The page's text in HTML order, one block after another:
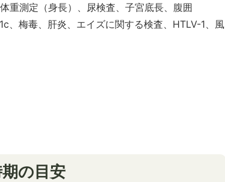
重測定（身長）、尿検査、子宮底長、腹囲
、梅毒、肝炎、エイズに関する検査、HTLV-1、風
の目安